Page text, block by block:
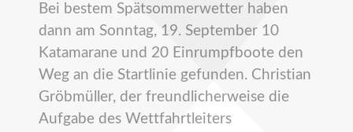
Bei bestem Spätsommerwetter haben
dann am Sonntag, 19. September 10
Katamarane und 20 Einrumpfboote den
Weg an die Startlinie gefunden. Christian
Gröbmüller, der freundlicherweise die
Aufgabe des Wettfahrtleiters